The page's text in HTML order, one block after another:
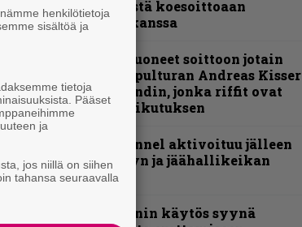
ensimmäistä koesoittoaan
hevijätin kanssa
”He ovat tuoneet soittoon jotain
uutta” – Sepulturan Andreas Kisser
nimeää bändin, jonka riffit ovat
tehneet vaikutuksen
Blind Channel aktivoituu jälleen
uuden levyn ja jäähallikeikan
merkeissä
Sid Wilsonin käytös syynä
henkilötietoja
sisältöä ja
tietoja
Pääset
ja
jos niillä on siihen
tahansa seuraavalla